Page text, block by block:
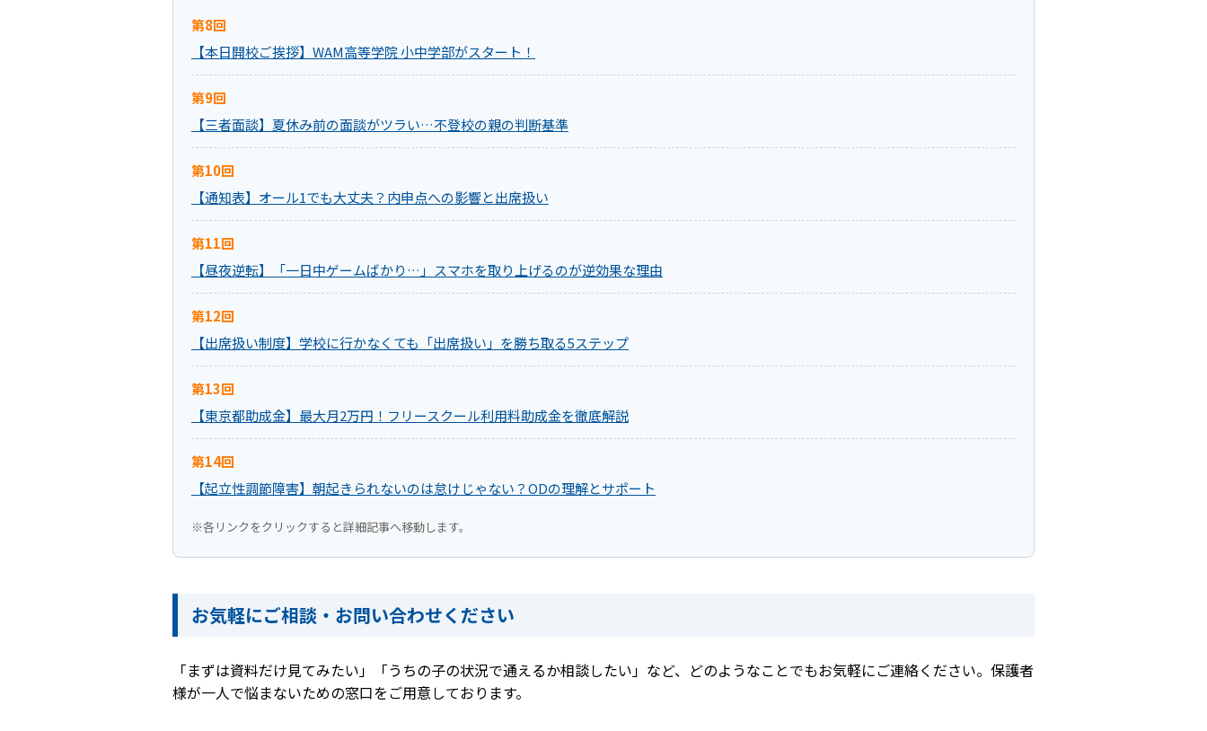
第8回
【本日開校ご挨拶】WAM高等学院 小中学部がスタート！
第9回
【三者面談】夏休み前の面談がツラい…不登校の親の判断基準
第10回
【通知表】オール1でも大丈夫？内申点への影響と出席扱い
第11回
【昼夜逆転】「一日中ゲームばかり…」スマホを取り上げるのが逆効果な理由
第12回
【出席扱い制度】学校に行かなくても「出席扱い」を勝ち取る5ステップ
第13回
【東京都助成金】最大月2万円！フリースクール利用料助成金を徹底解説
第14回
【起立性調節障害】朝起きられないのは怠けじゃない？ODの理解とサポート
※各リンクをクリックすると詳細記事へ移動します。
お気軽にご相談・お問い合わせください
「まずは資料だけ見てみたい」「うちの子の状況で通えるか相談したい」など、どのようなことでもお気軽にご連絡ください。保護者
様が一人で悩まないための窓口をご用意しております。